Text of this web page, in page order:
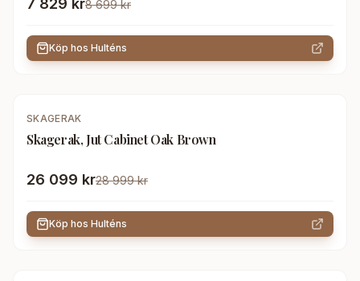
7 829 kr8 699 kr
Köp hos Hulténs
- 10 %
SKAGERAK
Skagerak, Jut Cabinet Oak Brown
26 099 kr28 999 kr
Köp hos Hulténs